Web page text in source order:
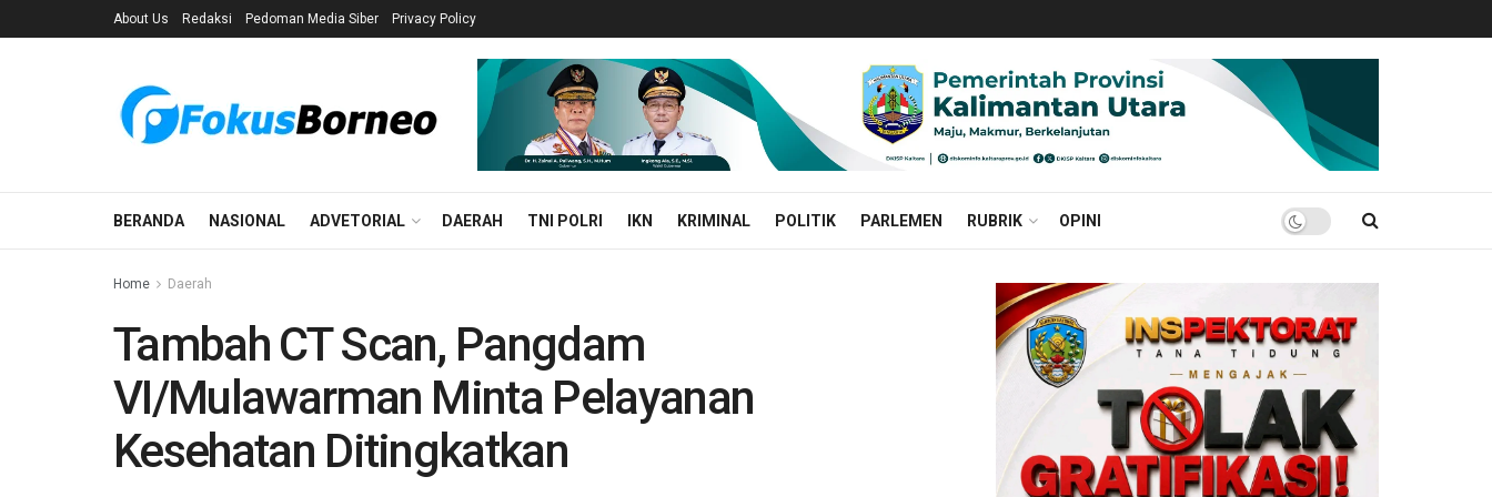
About Us Redaksi Pedoman Media Siber Privacy Policy
BERANDA NASIONAL ADVETORIAL DAERAH TNI POLRI IKN KRIMINAL POLITIK PARLEMEN RUBRIK OPINI
Home Daerah
Tambah CT Scan, Pangdam
VI/Mulawarman Minta Pelayanan
Kesehatan Ditingkatkan